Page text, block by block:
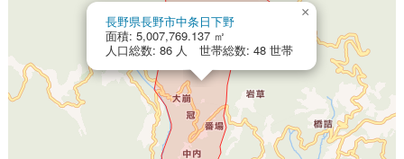
長野県長野市中条日下野
面積: 5,007,769.137 ㎡
人口総数: 86 人 世帯総数: 48 世帯
×